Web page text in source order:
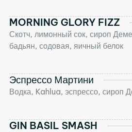
MORNING GLORY FIZZ
Скотч, лимонный сок, сироп
бадьян, содовая, яичный белок
Эспрессо Мартини
Водка, Kahlua, эспрессо, сироп
GIN BASIL SMASH